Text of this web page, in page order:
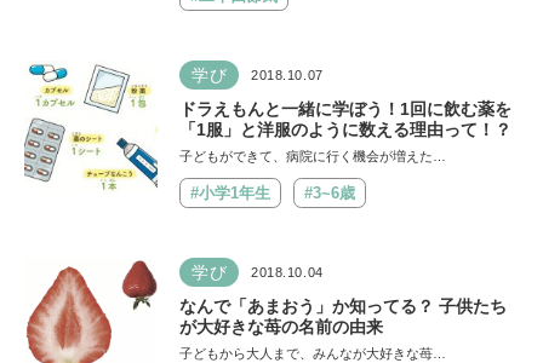
学び 2018.10.07
ドラえもんと一緒に学ぼう！1回に飲む薬を
「1服」と洋服のように数える理由って！？
子どもができて、病院に行く機会が増えた…
#小学1年生 #3~6歳
学び 2018.10.04
なんで「あまおう」か知ってる？ 子供たち
が大好きな苺の名前の由来
子どもから大人まで、みんなが大好きな苺…